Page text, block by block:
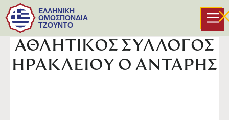
ΕΛΛΗΝΙΚΗ
ΟΜΟΣΠΟΝΔΙΑ
ΤΖΟΥΝΤΟ
ΑΘΛΗΤΙΚΟΣ ΣΥΛΛΟΓΟΣ
ΗΡΑΚΛΕΙΟΥ Ο ΑΝΤΑΡΗΣ